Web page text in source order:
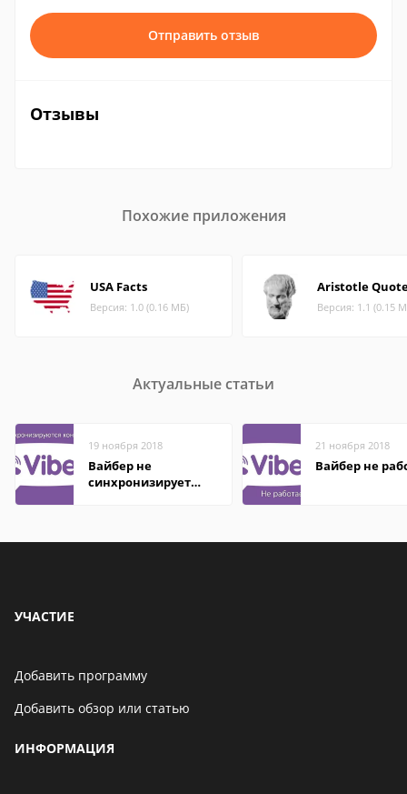
Отправить отзыв
Отзывы
Похожие приложения
USA Facts
Версия: 1.0 (0.16 МБ)
Aristotle
Версия: 1.1 (0.15
Актуальные статьи
19 ноября 2018
Вайбер не
синхронизирует
21 ноября 2018
Вайбер не
УЧАСТИЕ
Добавить программу
Добавить обзор или статью
ИНФОРМАЦИЯ